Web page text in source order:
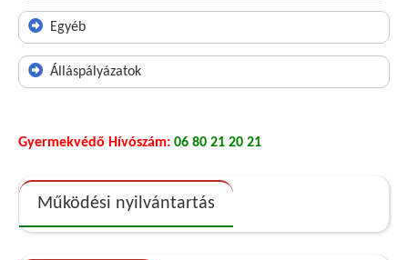
Egyéb
Álláspályázatok
Gyermekvédő Hívószám: 06 80 21 20 21
Működési nyilvántartás